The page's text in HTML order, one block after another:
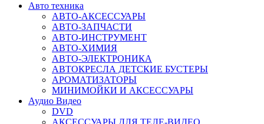
Авто техника
АВТО-АКСЕССУАРЫ
АВТО-ЗАПЧАСТИ
АВТО-ИНСТРУМЕНТ
АВТО-ХИМИЯ
АВТО-ЭЛЕКТРОНИКА
АВТОКРЕСЛА ДЕТСКИЕ БУСТЕРЫ
АРОМАТИЗАТОРЫ
МИНИМОЙКИ И АКСЕССУАРЫ
Аудио Видео
DVD
АКСЕССУАРЫ ДЛЯ ТЕЛЕ-ВИДЕО